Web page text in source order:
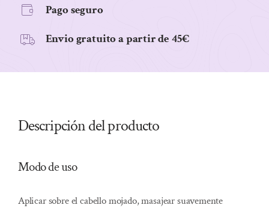
Pago seguro
Envio gratuito a partir de 45€
Descripción del producto
Modo de uso
Aplicar sobre el cabello mojado, masajear suavemente